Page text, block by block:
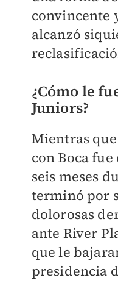
convincente
alcanzó
¿Cómo le
Juniors?
Mientras
con Boca
seis meses
terminó por
dolorosas
ante River
que le
presidencia